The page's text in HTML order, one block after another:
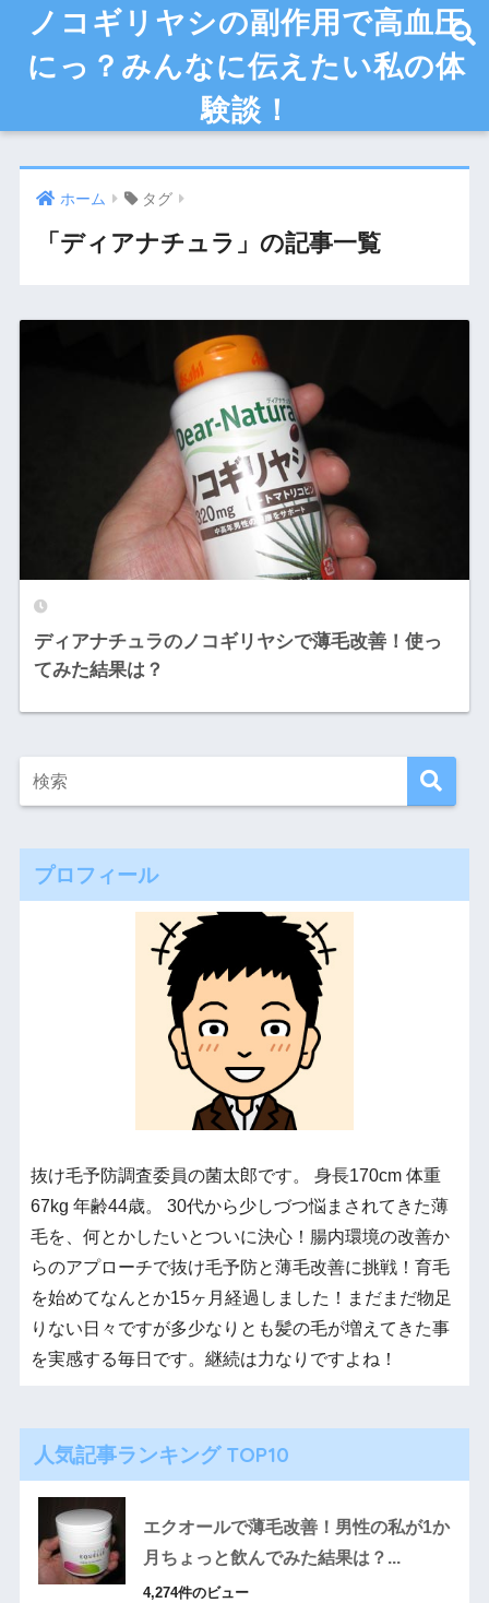
ノコギリヤシの副作用で高血圧
にっ？みんなに伝えたい私の体
験談！
ホーム タグ
「ディアナチュラ」の記事一覧
ディアナチュラのノコギリヤシで薄毛改善！使っ
てみた結果は？
プロフィール
抜け毛予防調査委員の菌太郎です。 身長170cm 体重
67kg 年齢44歳。 30代から少しづつ悩まされてきた薄
毛を、何とかしたいとついに決心！腸内環境の改善か
らのアプローチで抜け毛予防と薄毛改善に挑戦！育毛
を始めてなんとか15ヶ月経過しました！まだまだ物足
りない日々ですが多少なりとも髪の毛が増えてきた事
を実感する毎日です。継続は力なりですよね！
人気記事ランキング TOP10
エクオールで薄毛改善！男性の私が1か
月ちょっと飲んでみた結果は？...
4,274件のビュー